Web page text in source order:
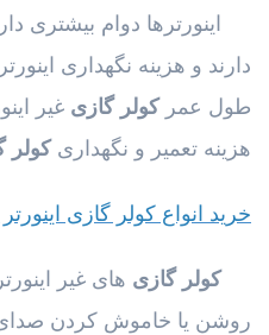
اینورترها دوام بیشتری
دارند و هزینه نگهداری
طول عمرکولر گازی غیر
هزینه تعمیر و نگهداریکولر
خرید انواع کولر گازی اینورتر
کولر گازی های غیر
روشن یا خاموش کردن صدای